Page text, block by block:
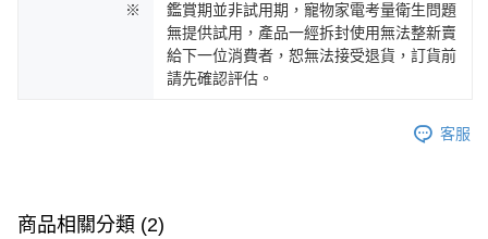
※
鑑賞期並非試用期，寵物家電考量衛生問題
無提供試用，產品一經拆封使用無法整新賣
給下一位消費者，恕無法接受退貨，訂貨前
請先確認評估。
客服
商品相關分類 (2)